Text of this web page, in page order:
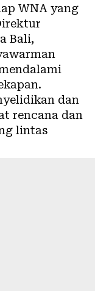
WNA yang
Bali,
dan
rencana dan
lintas